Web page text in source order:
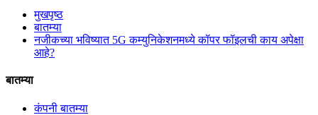
मुखपृष्ठ
बातम्या
नजीकच्या भविष्यात 5G कम्युनिकेशनमध्ये कॉपर फॉइलची काय अपेक्षा
आहे?
बातम्या
कंपनी बातम्या